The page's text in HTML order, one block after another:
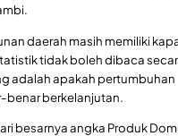
daerah masih memiliki
tidak boleh dibaca
adalah apakah pertumbuhan
benar berkelanjutan.
besarnya angka Produk